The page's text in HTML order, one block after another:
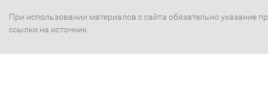
При использовании материалов с сайта обязательно указание
ссылки на источник.